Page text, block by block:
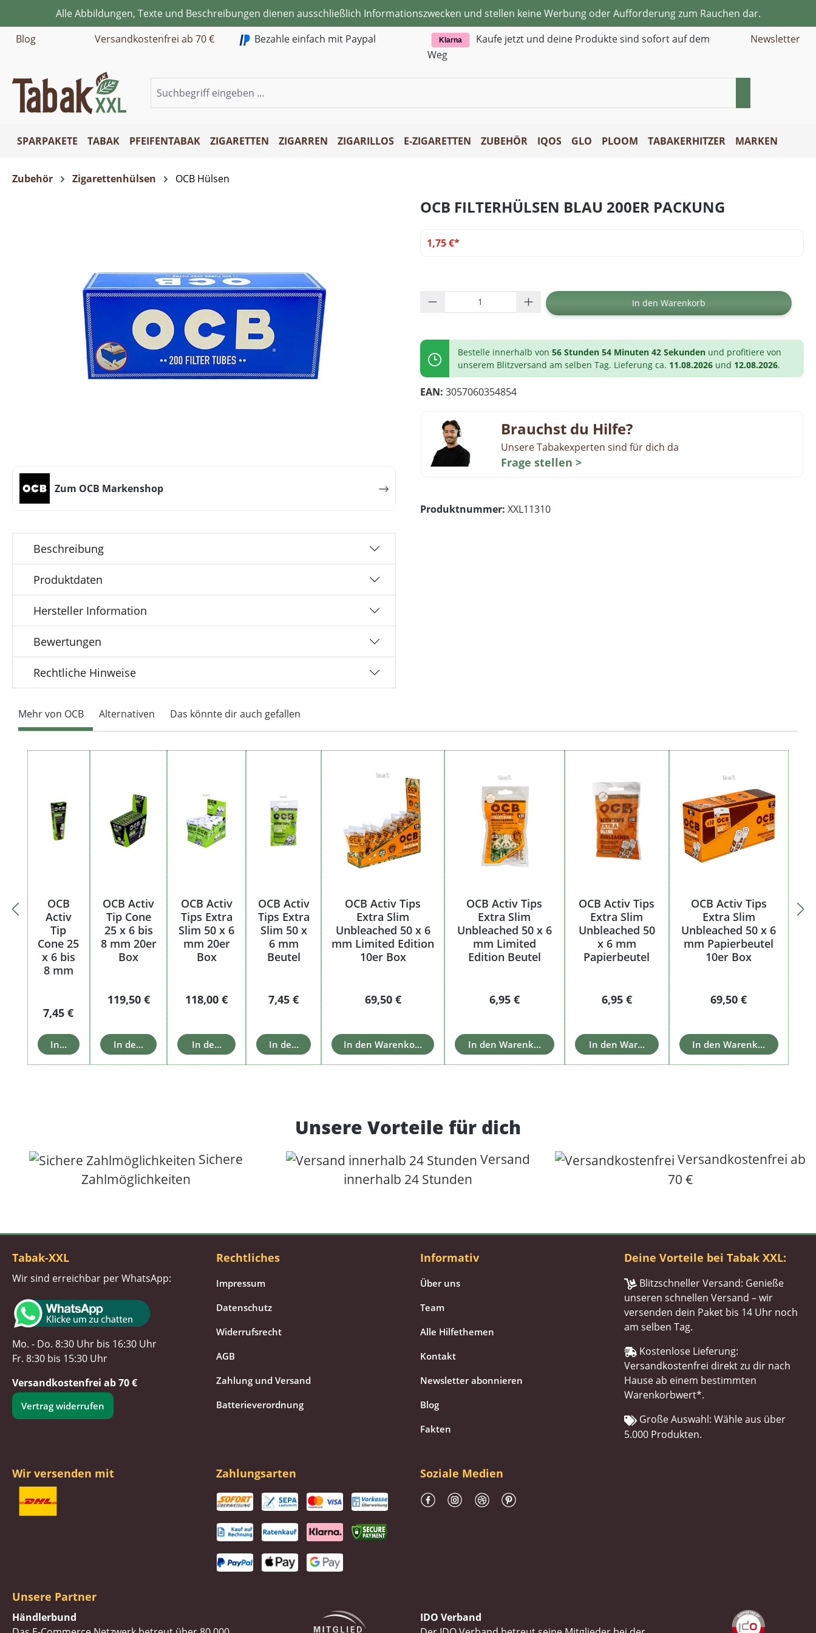
Hauptinhalt springen
Zur Suche springen
Zur Hauptnavigation springen
Alle Abbildungen, Texte und Beschreibungen dienen ausschließlich Informationszwecken und stellen keine Werbung oder Aufforderung zum Rauchen dar.
Blog
Versandkostenfrei ab 70 € Bezahle einfach mit Paypal Klarna
Kaufe jetzt und deine Produkte sind sofort auf dem
Weg
Newsletter
SPARPAKETE TABAK PFEIFENTABAK ZIGARETTEN ZIGARREN ZIGARILLOS E-ZIGARETTEN ZUBEHÖR IQOS GLO PLOOM TABAKERHITZER MARKEN
Zubehör Zigarettenhülsen OCB Hülsen
Zum OCB Markenshop
Beschreibung
Produktdaten
Hersteller Information
Bewertungen
Rechtliche Hinweise
OCB FILTERHÜLSEN BLAU 200ER PACKUNG
1,75 €*
Produkt Anzahl: Gib den gewünschten Wert ein oder
In den Warenkorb
Bestelle innerhalb von 56 Stunden 54 Minuten 41 Sekunden und profitiere von
unserem Blitzversand am selben Tag. Lieferung ca. 11.08.2026 und 12.08.2026.
EAN: 3057060354854
Brauchst du Hilfe?
Unsere Tabakexperten sind für dich da
Frage stellen >
Produktnummer: XXL11310
Mehr von OCB Alternativen Das könnte dir auch gefallen
Produktgalerie überspringen
OCB
Activ
Tip
Cone 25
x 6 bis
8 mm
Regulärer Preis:
7,45 €
In den Warenkorb
OCB Activ
Tip Cone
25 x 6 bis
8 mm 20er
Box
Regulärer Preis:
119,50 €
In den Warenkorb
OCB Activ
Tips Extra
Slim 50 x 6
mm 20er
Box
Regulärer Preis:
118,00 €
In den Warenkorb
OCB Activ
Tips Extra
Slim 50 x
6 mm
Beutel
Regulärer Preis:
7,45 €
In den Warenkorb
OCB Activ Tips
Extra Slim
Unbleached 50 x 6
mm Limited Edition
10er Box
Regulärer Preis:
69,50 €
In den Warenkorb
OCB Activ Tips
Extra Slim
Unbleached 50 x 6
mm Limited
Edition Beutel
Regulärer Preis:
6,95 €
In den Warenkorb
OCB Activ Tips
Extra Slim
Unbleached 50
x 6 mm
Papierbeutel
Regulärer Preis:
6,95 €
In den Warenkorb
OCB Activ Tips
Extra Slim
Unbleached 50 x 6
mm Papierbeutel
10er Box
Regulärer Preis:
69,50 €
In den Warenkorb
Unsere Vorteile für dich
Sichere
Zahlmöglichkeiten
Versand
innerhalb 24 Stunden
Versandkostenfrei ab
70 €
Tabak-XXL
Wir sind erreichbar per WhatsApp:
Mo. - Do. 8:30 Uhr bis 16:30 Uhr
Fr. 8:30 bis 15:30 Uhr
Versandkostenfrei ab 70 €
Vertrag widerrufen
Rechtliches
Impressum
Datenschutz
Widerrufsrecht
AGB
Zahlung und Versand
Batterieverordnung
Informativ
Über uns
Team
Alle Hilfethemen
Kontakt
Newsletter abonnieren
Blog
Fakten
Deine Vorteile bei Tabak XXL:
Blitzschneller Versand: Genieße
unseren schnellen Versand – wir
versenden dein Paket bis 14 Uhr noch
am selben Tag.
Kostenlose Lieferung:
Versandkostenfrei direkt zu dir nach
Hause ab einem bestimmten
Warenkorbwert*.
Große Auswahl: Wähle aus über
5.000 Produkten.
Wir versenden mit Zahlungsarten Soziale Medien
Unsere Partner
Händlerbund
IDO Verband